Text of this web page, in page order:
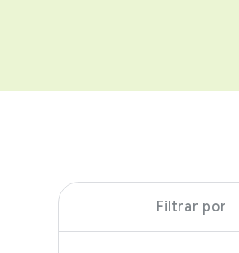
Filtrar por